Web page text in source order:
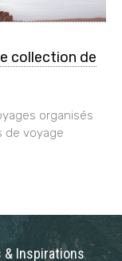
collection de
organisés
de voyage
& Inspirations